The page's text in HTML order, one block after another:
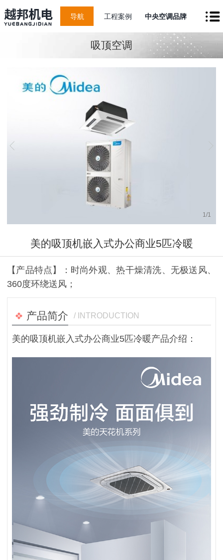
导航 工程案例 中央空调品牌
吸顶空调
1 /1
美的吸顶机嵌入式办公商业5匹冷暖
【产品特点】：时尚外观、热干燥清洗、无极送风、
360度环绕送风；
产品简介 / INTRODUCTION
美的吸顶机嵌入式办公商业5匹冷暖产品介绍：